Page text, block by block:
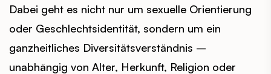
Dabei geht es nicht nur um sexuelle Orientierung
oder Geschlechtsidentität, sondern um ein
ganzheitliches Diversitätsverständnis –
unabhängig von Alter, Herkunft, Religion oder